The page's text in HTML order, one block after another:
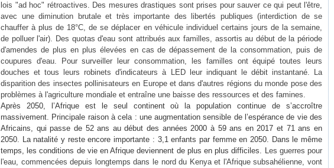
lois "ad hoc" rétroactives. Des mesures drastiques sont prises pour sauver ce qui peut l'être,
avec une diminution brutale et très importante des libertés publiques (interdiction de se
chauffer à plus de 18°C, de se déplacer en véhicule individuel certains jours de la semaine,
de polluer l'air). Des quotas d'eau sont attribués aux familles, assortis au début de la période
d'amendes de plus en plus élevées en cas de dépassement de la consommation, puis de
coupures d'eau. Pour surveiller leur consommation, les familles ont équipé toutes leurs
douches et tous leurs robinets d'indicateurs à LED leur indiquant le débit instantané. La
disparition des insectes pollinisateurs en Europe et dans d'autres régions du monde pose des
problèmes à l'agriculture mondiale et entraîne une baisse des ressources et des famines.
Après 2050, l’Afrique est le seul continent où la population continue de s’accroître
massivement. Principale raison à cela : une augmentation sensible de l’espérance de vie des
Africains, qui passe de 52 ans au début des années 2000 à 59 ans en 2017 et 71 ans en
2050. La natalité y reste encore importante : 3,1 enfants par femme en 2050. Dans le même
temps, les conditions de vie en Afrique deviennent de plus en plus difficiles. Les guerres pour
l'eau, commencées depuis longtemps dans le nord du Kenya et l'Afrique subsahélienne, vont